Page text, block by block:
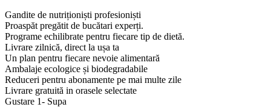
Gandite de nutriționiști profesioniști
Proaspăt pregătit de bucătari experți.
Programe echilibrate pentru fiecare tip de dietă.
Livrare zilnică, direct la ușa ta
Un plan pentru fiecare nevoie alimentară
Ambalaje ecologice și biodegradabile
Reduceri pentru abonamente pe mai multe zile
Livrare gratuită in orasele selectate
Gustare 1- Supa